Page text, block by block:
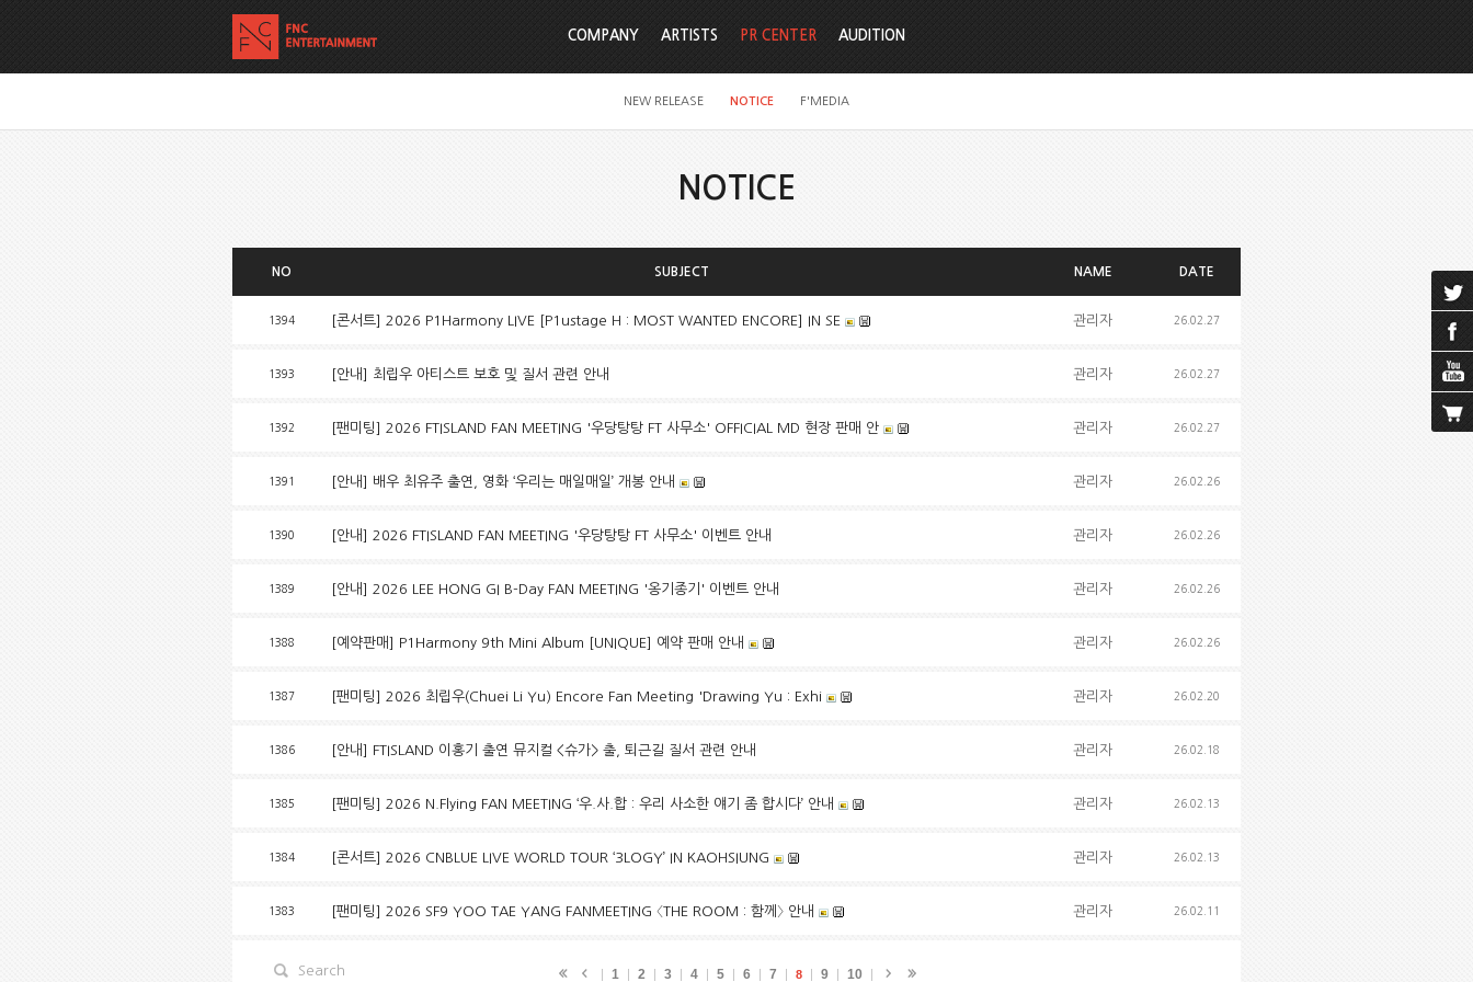
COMPANY ARTISTS PR CENTER
NEW RELEASE NOTICE F'MEDIA
AUDITION
NOTICE
NO SUBJECT NAME DATE
1394 [콘서트] 2026 P1Harmony LIVE [P1ustage H : MOST WANTED ENCORE] IN SE 관리자 26.02.27
1393 [안내] 최립우 아티스트 보호 및 질서 관련 안내 관리자 26.02.27
1392 [팬미팅] 2026 FTISLAND FAN MEETING '우당탕탕 FT 사무소' OFFICIAL MD 현장 판매 안 관리자 26.02.27
1391 [안내] 배우 최유주 출연, 영화 ‘우리는 매일매일’ 개봉 안내 관리자 26.02.26
1390 [안내] 2026 FTISLAND FAN MEETING '우당탕탕 FT 사무소' 이벤트 안내 관리자 26.02.26
1389 [안내] 2026 LEE HONG GI B-Day FAN MEETING '옹기종기' 이벤트 안내 관리자 26.02.26
1388 [예약판매] P1Harmony 9th Mini Album [UNIQUE] 예약 판매 안내 관리자 26.02.26
1387 [팬미팅] 2026 최립우(Chuei Li Yu) Encore Fan Meeting 'Drawing Yu : Exhi 관리자 26.02.20
1386 [안내] FTISLAND 이홍기 출연 뮤지컬 <슈가> 출, 퇴근길 질서 관련 안내 관리자 26.02.18
1385 [팬미팅] 2026 N.Flying FAN MEETING ‘우.사.합 : 우리 사소한 얘기 좀 합시다’ 안내 관리자 26.02.13
1384 [콘서트] 2026 CNBLUE LIVE WORLD TOUR ‘3LOGY’ IN KAOHSIUNG 관리자 26.02.13
1383 [팬미팅] 2026 SF9 YOO TAE YANG FANMEETING 〈THE ROOM : 함께〉 안내 관리자 26.02.11
1 2 3 4 5 6 7 8 9 10
Search